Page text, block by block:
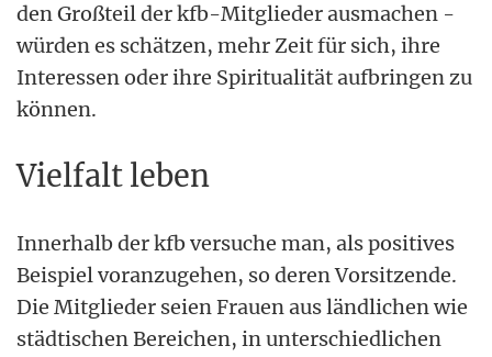
den Großteil der kfb-Mitglieder ausmachen -
würden es schätzen, mehr Zeit für sich, ihre
Interessen oder ihre Spiritualität aufbringen zu
können.
Vielfalt leben
Innerhalb der kfb versuche man, als positives
Beispiel voranzugehen, so deren Vorsitzende.
Die Mitglieder seien Frauen aus ländlichen wie
städtischen Bereichen, in unterschiedlichen